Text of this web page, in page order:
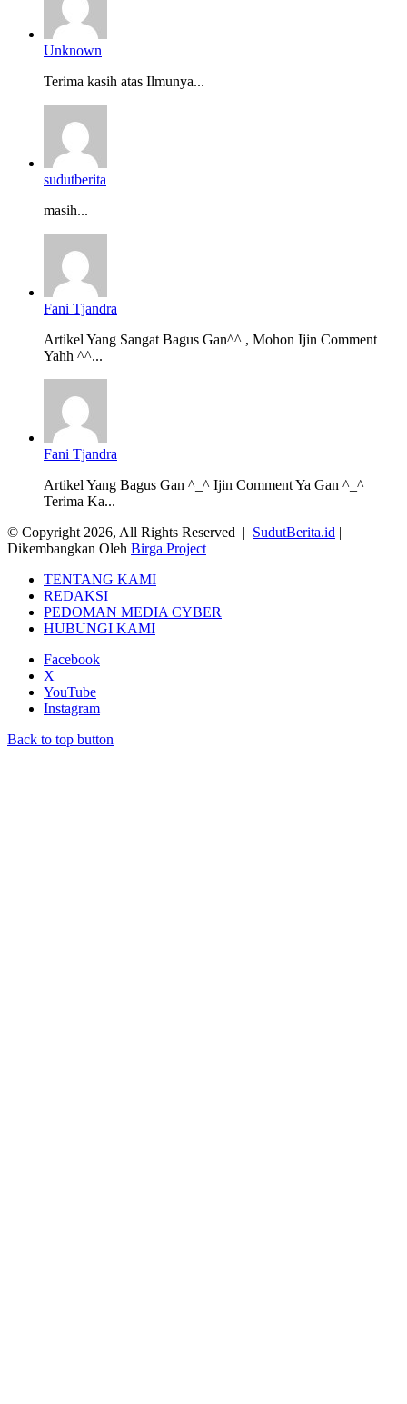
Unknown
Terima kasih atas Ilmunya...
sudutberita
masih...
Fani Tjandra
Artikel Yang Sangat Bagus Gan^^ , Mohon Ijin Comment
Yahh ^^...
Fani Tjandra
Artikel Yang Bagus Gan ^_^ Ijin Comment Ya Gan ^_^
Terima Ka...
© Copyright 2026, All Rights Reserved | SudutBerita.id |
Dikembangkan Oleh Birga Project
TENTANG KAMI
REDAKSI
PEDOMAN MEDIA CYBER
HUBUNGI KAMI
Facebook
X
YouTube
Instagram
Back to top button